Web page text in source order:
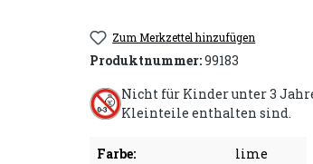
Zum Merkzettel hinzufügen
Produktnummer:99183
Nicht für Kinder unter 3
Kleinteile enthalten sind.
Farbe:
lime